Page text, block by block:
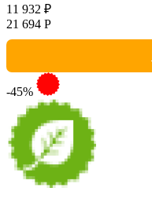
11 932 ₽
21 694 Р
-45%